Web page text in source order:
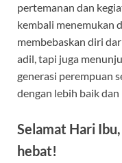
pertemanan dan
kembali menemukan
membebaskan diri
adil, tapi juga
generasi perempuan
dengan lebih baik dan
Selamat Hari
hebat!